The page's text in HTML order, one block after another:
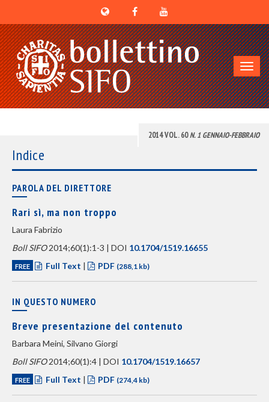
2014 VOL. 60N. 1 GENNAIO-FEBBRAIO
Indice
PAROLA DEL DIRETTORE
Rari sì, ma non troppo
Laura Fabrizio
Boll SIFO2014;60(1):1-3 | DOI 10.1704/1519.16655
FREE Full Text | PDF (288,1 kb)
IN QUESTO NUMERO
Breve presentazione del contenuto
Barbara Meini, Silvano Giorgi
Boll SIFO2014;60(1):4 | DOI 10.1704/1519.16657
FREE Full Text | PDF (274,4 kb)